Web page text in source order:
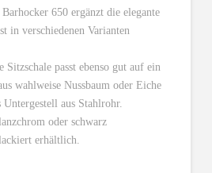
650 ergänzt die elegante
in verschiedenen Varianten
passt ebenso gut auf ein
wahlweise Nussbaum oder Eiche
aus Stahlrohr.
oder schwarz
erhältlich.